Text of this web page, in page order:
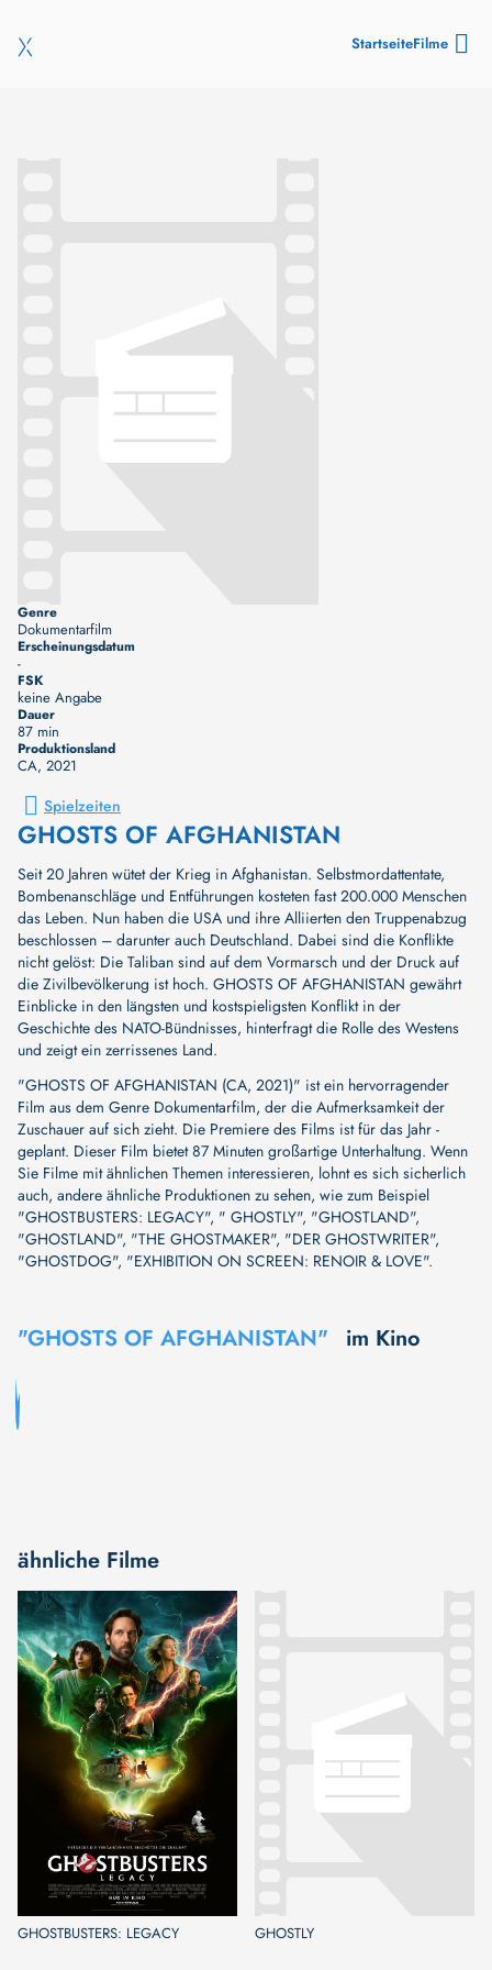
StartseiteFilme
Genre
Dokumentarfilm
Erscheinungsdatum
-
FSK
keine Angabe
Dauer
87 min
Produktionsland
CA, 2021
Spielzeiten
GHOSTS OF AFGHANISTAN
Seit 20 Jahren wütet der Krieg in Afghanistan. Selbstmordattentate,
Bombenanschläge und Entführungen kosteten fast 200.000 Menschen
das Leben. Nun haben die USA und ihre Alliierten den Truppenabzug
beschlossen – darunter auch Deutschland. Dabei sind die Konflikte
nicht gelöst: Die Taliban sind auf dem Vormarsch und der Druck auf
die Zivilbevölkerung ist hoch. GHOSTS OF AFGHANISTAN gewährt
Einblicke in den längsten und kostspieligsten Konflikt in der
Geschichte des NATO-Bündnisses, hinterfragt die Rolle des Westens
und zeigt ein zerrissenes Land.
"GHOSTS OF AFGHANISTAN (CA, 2021)" ist ein hervorragender
Film aus dem Genre Dokumentarfilm, der die Aufmerksamkeit der
Zuschauer auf sich zieht. Die Premiere des Films ist für das Jahr -
geplant. Dieser Film bietet 87 Minuten großartige Unterhaltung. Wenn
Sie Filme mit ähnlichen Themen interessieren, lohnt es sich sicherlich
auch, andere ähnliche Produktionen zu sehen, wie zum Beispiel
"GHOSTBUSTERS: LEGACY", " GHOSTLY", "GHOSTLAND",
"GHOSTLAND", "THE GHOSTMAKER", "DER GHOSTWRITER",
"GHOSTDOG", "EXHIBITION ON SCREEN: RENOIR & LOVE".
"GHOSTS OF AFGHANISTAN" im Kino
ähnliche Filme
GHOSTBUSTERS: LEGACY GHOSTLY